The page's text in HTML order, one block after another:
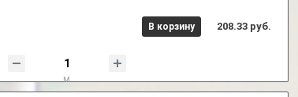
208.33 руб.
В корзину
м